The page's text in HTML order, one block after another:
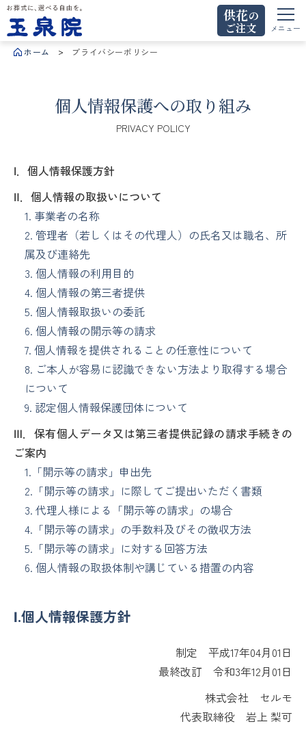
お葬式に、選べる自由を。玉泉院
供花の
ご注文
メニュー
ホーム プライバシーポリシー
個人情報保護への取り組み
PRIVACY POLICY
Ⅰ．個人情報保護方針
Ⅱ．個人情報の取扱いについて
1. 事業者の名称
2. 管理者（若しくはその代理人）の氏名又は職名、所
属及び連絡先
3. 個人情報の利用目的
4. 個人情報の第三者提供
5. 個人情報取扱いの委託
6. 個人情報の開示等の請求
7. 個人情報を提供されることの任意性について
8. ご本人が容易に認識できない方法より取得する場合
について
9. 認定個人情報保護団体について
Ⅲ．保有個人データ又は第三者提供記録の請求手続きの
ご案内
1.「開示等の請求」申出先
2.「開示等の請求」に際してご提出いただく書類
3. 代理人様による「開示等の請求」の場合
4.「開示等の請求」の手数料及びその徴収方法
5.「開示等の請求」に対する回答方法
6. 個人情報の取扱体制や講じている措置の内容
Ⅰ.個人情報保護方針
制定 平成17年04月01日
最終改訂 令和3年12月01日
株式会社 セルモ
代表取締役 岩上 梨可